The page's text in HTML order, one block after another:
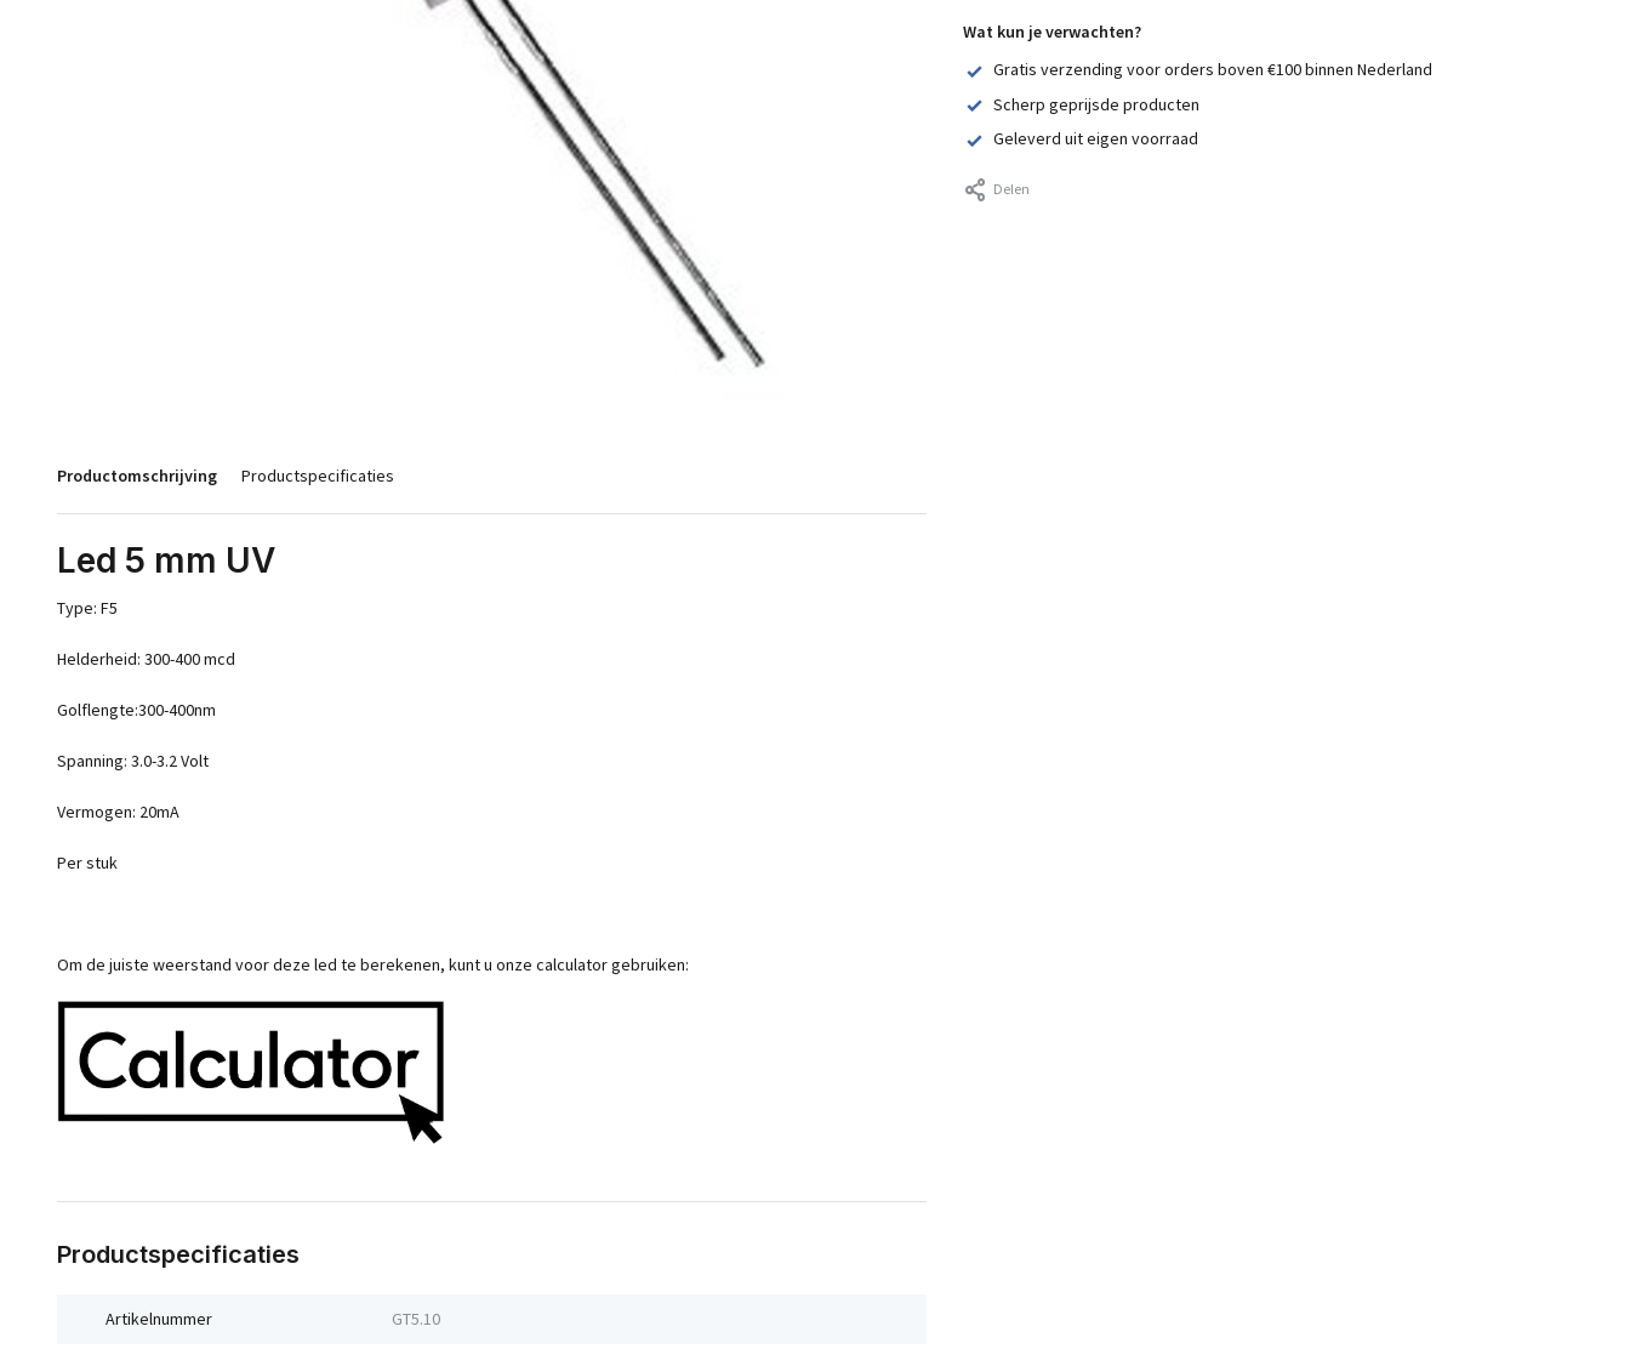
Productomschrijving Productspecificaties
Led 5 mm UV
Type: F5
Helderheid: 300-400 mcd
Golflengte:300-400nm
Spanning: 3.0-3.2 Volt
Vermogen: 20mA
Per stuk
Om de juiste weerstand voor deze led te berekenen, kunt u onze calculator gebruiken:
Productspecificaties
Artikelnummer GT5.10
Wat kun je verwachten?
Gratis verzending voor orders boven €100 binnen Nederland
Scherp geprijsde producten
Geleverd uit eigen voorraad
Delen